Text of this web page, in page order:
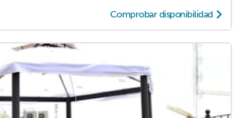
Comprobar disponibilidad